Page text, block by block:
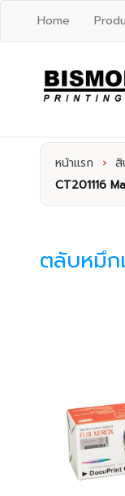
Home
หน้าแรก › สิ
CT201116
ตลับหมึก